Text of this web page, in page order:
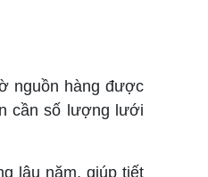
nguồn hàng được
cần số lượng lưới
lâu năm, giúp tiết